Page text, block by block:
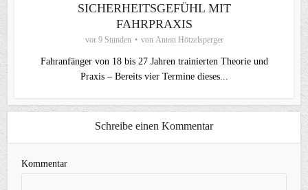
SICHERHEITSGEFÜHL MIT
FAHRPRAXIS
vor 9 Stunden von Anton Hötzelsperger
Fahranfänger von 18 bis 27 Jahren trainierten Theorie und
Praxis – Bereits vier Termine dieses...
Schreibe einen Kommentar
Kommentar